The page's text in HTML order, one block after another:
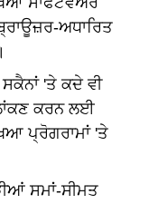
ਅਧਾਰਿਤ
'ਤੇ ਕਦੇ ਵੀ
ਕਰਨ ਲਈ
ਪ੍ਰੋਗਰਾਮਾਂ 'ਤੇ
ਸਮਾਂ-ਸੀਮਤ